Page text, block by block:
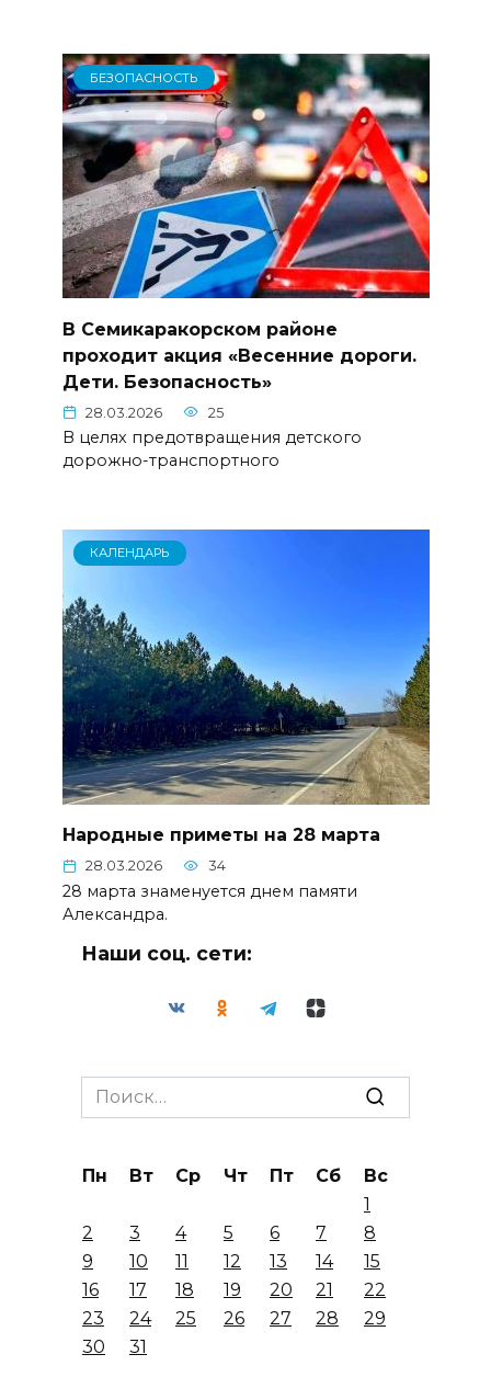
БЕЗОПАСНОСТЬ
В Семикаракорском районе
проходит акция «Весенние дороги.
Дети. Безопасность»
28.03.2026 25
В целях предотвращения детского
дорожно-транспортного
КАЛЕНДАРЬ
Народные приметы на 28 марта
28.03.2026 34
28 марта знаменуется днем памяти
Александра.
Наши соц. сети:
Search
for:
Пн Вт Ср Чт Пт Сб
Вс
1
2
3 4 5 6 7
8
9
10 11 12 13 14
15
16
17 18 19 20 21
22
23
24 25 26 27 28
29
30
31